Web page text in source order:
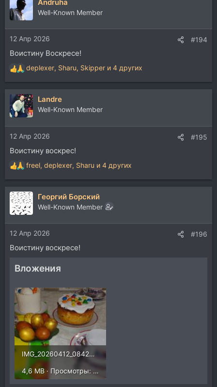
ц
и
и
:
Andruha
Well-Known Member
12 Апр 2026 #194
Воистину Воскресе!
Р
е
а
к
ц
и
и
:
deplexer, Sharu, Skipper и 4 других
Landre
Well-Known Member
12 Апр 2026 #195
Воистину воскрес!
Р
е
а
к
ц
и
и
:
freel, deplexer, Sharu и 4 других
Георгий Борский
Well-Known Member
12 Апр 2026 #196
Воистину воскресе!
Вложения
IMG_20260412_084255947.jpg
4,6 MB · Просмотры: 55